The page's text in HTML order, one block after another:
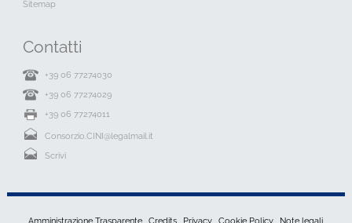
Sitemap
Contatti
+39 06 77274030
+39 06 77274029
+39 06 77274011
Consorzio.CINI@legalmail.it
Scrivi
Amministrazione Trasparente Credits Privacy Cookie Policy Note legali